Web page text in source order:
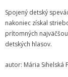
- Povinné
- - Organizačná
- - Zriaďovacia
Spojený detský
nakoniec získal
prítomných
detských hlasov.
autor: Mária Sihelská